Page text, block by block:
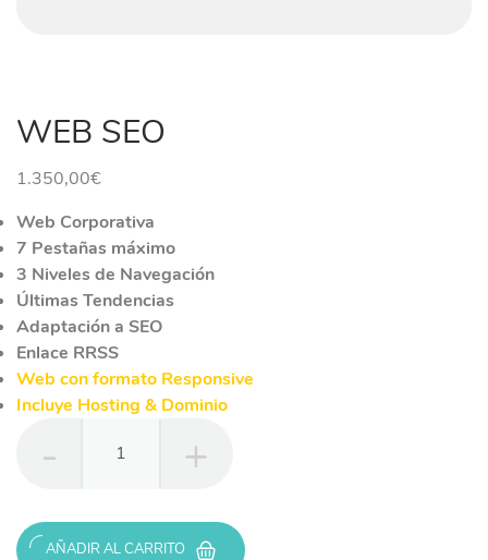
WEB SEO
1.350,00€
Web Corporativa
7 Pestañas máximo
3 Niveles de Navegación
Últimas Tendencias
Adaptación a SEO
Enlace RRSS
Web con formato Responsive
Incluye Hosting & Dominio
SEO
AÑADIR AL CARRITO